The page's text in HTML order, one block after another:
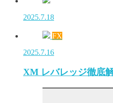
2025.7.18
FX
2025.7.16
XM レバレッジ徹底